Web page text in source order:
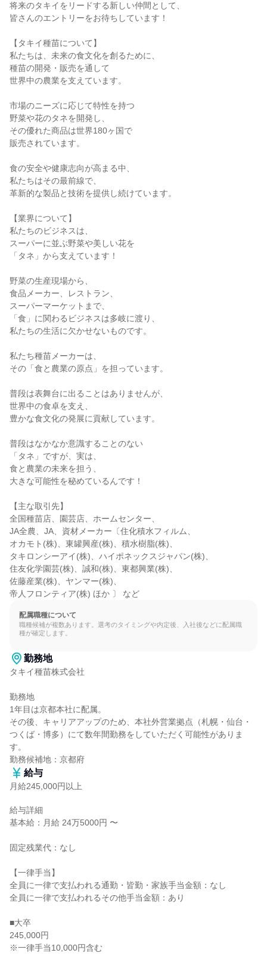
将来のタキイをリードする新しい仲間として、
皆さんのエントリーをお待ちしています！
【タキイ種苗について】
私たちは、未来の食文化を創るために、
種苗の開発・販売を通して
世界中の農業を支えています。
市場のニーズに応じて特性を持つ
野菜や花のタネを開発し、
その優れた商品は世界180ヶ国で
販売されています。
食の安全や健康志向が高まる中、
私たちはその最前線で、
革新的な製品と技術を提供し続けています。
【業界について】
私たちのビジネスは、
スーパーに並ぶ野菜や美しい花を
「タネ」から支えています！
野菜の生産現場から、
食品メーカー、レストラン、
スーパーマーケットまで、
「食」に関わるビジネスは多岐に渡り、
私たちの生活に欠かせないものです。
私たち種苗メーカーは、
その「食と農業の原点」を担っています。
普段は表舞台に出ることはありませんが、
世界中の食卓を支え、
豊かな食文化の発展に貢献しています。
普段はなかなか意識することのない
「タネ」ですが、実は、
食と農業の未来を担う、
大きな可能性を秘めているんです！
【主な取引先】
全国種苗店、園芸店、ホームセンター、
JA全農、JA、資材メーカー〔住化積水フィルム、
オカモト(株)、東罐興産(株)、積水樹脂(株)、
タキロンシーアイ(株)、ハイポネックスジャパン(株)、
住友化学園芸(株)、誠和(株)、東都興業(株)、
佐藤産業(株)、ヤンマー(株)、
帝人フロンティア(株) ほか 〕 など
配属職種について
職種候補が複数あります。選考のタイミングや内定後、入社後などに配属職
種が確定します。
勤務地
タキイ種苗株式会社
勤務地
1年目は京都本社に配属。
その後、キャリアアップのため、本社外営業拠点（札幌・仙台・
つくば・博多）にて数年間勤務をしていただく可能性がありま
す。
勤務候補地：京都府
給与
月給245,000円以上
給与詳細
基本給：月給 24万5000円 〜
固定残業代：なし
【一律手当】
全員に一律で支払われる通勤・皆勤・家族手当金額：なし
全員に一律で支払われるその他手当金額：あり
■大卒
245,000円
※一律手当10,000円含む